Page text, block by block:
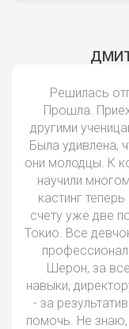
Решилась
Прошла.
другими
Была удивлена,
они молодцы. К
научили
кастинг
счету уже две
Токио. Все
Шерон, за
навыки,
- за
помочь. Не